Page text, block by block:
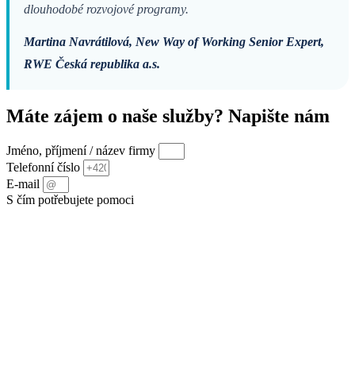
dlouhodobé rozvojové programy.
Martina Navrátilová, New Way of Working Senior Expert,
RWE Česká republika a.s.
Máte zájem o naše služby? Napište nám
Jméno, příjmení / název firmy
Telefonní číslo
E-mail
S čím potřebujete pomoci